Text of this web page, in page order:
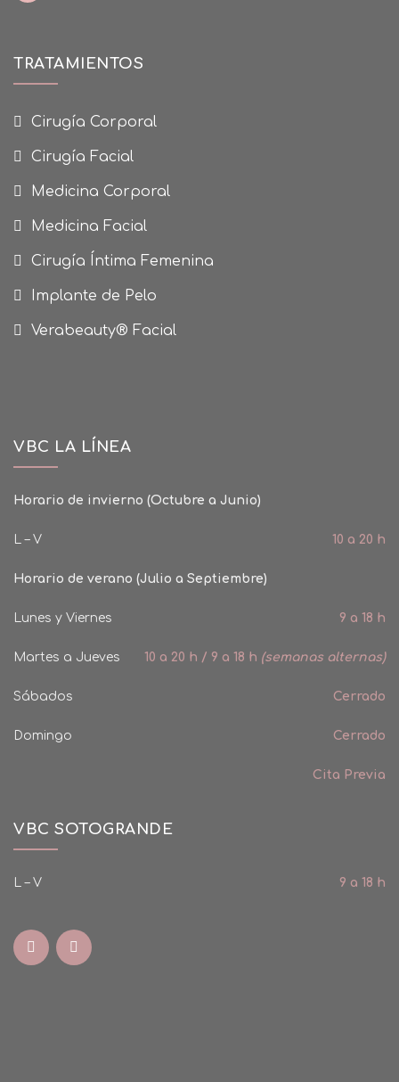
TRATAMIENTOS
Cirugía Corporal
Cirugía Facial
Medicina Corporal
Medicina Facial
Cirugía Íntima Femenina
Implante de Pelo
Verabeauty® Facial
VBC LA LÍNEA
Horario de invierno (Octubre a Junio)
L – V 10 a 20 h
Horario de verano (Julio a Septiembre)
Lunes y Viernes 9 a 18 h
Martes a Jueves 10 a 20 h / 9 a 18 h (semanas alternas)
Sábados Cerrado
Domingo Cerrado
Cita Previa
VBC SOTOGRANDE
L – V 9 a 18 h